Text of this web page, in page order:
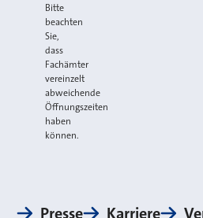
Bitte
beachten
Sie,
dass
Fachämter
vereinzelt
abweichende
Öffnungszeiten
haben
können.
Presse Karriere